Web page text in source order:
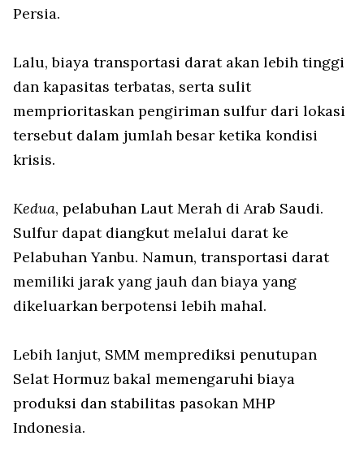
Persia.
Lalu, biaya transportasi darat akan lebih tinggi
dan kapasitas terbatas, serta sulit
memprioritaskan pengiriman sulfur dari lokasi
tersebut dalam jumlah besar ketika kondisi
krisis.
Kedua, pelabuhan Laut Merah di Arab Saudi.
Sulfur dapat diangkut melalui darat ke
Pelabuhan Yanbu. Namun, transportasi darat
memiliki jarak yang jauh dan biaya yang
dikeluarkan berpotensi lebih mahal.
Lebih lanjut, SMM memprediksi penutupan
Selat Hormuz bakal memengaruhi biaya
produksi dan stabilitas pasokan MHP
Indonesia.